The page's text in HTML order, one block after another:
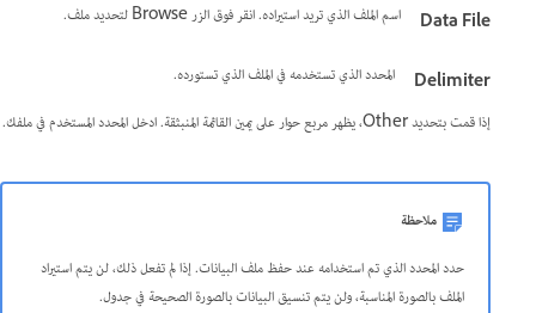
Data File
اسم الملف الذي تريد استيراده. انقر فوق الزر Browse لتحديد ملف.
Delimiter
المحدد الذي تستخدمه في الملف الذي تستورده.
إذا قمت بتحديد Other، يظهر مربع حوار على يمين القائمة المنبثقة. ادخل المحدد المستخدم في ملفك.
ملاحظة
حدد المحدد الذي تم استخدامه عند حفظ ملف البيانات. إذا لم تفعل ذلك، لن يتم استيراد
الملف بالصورة المناسبة، ولن يتم تنسيق البيانات بالصورة الصحيحة في جدول.